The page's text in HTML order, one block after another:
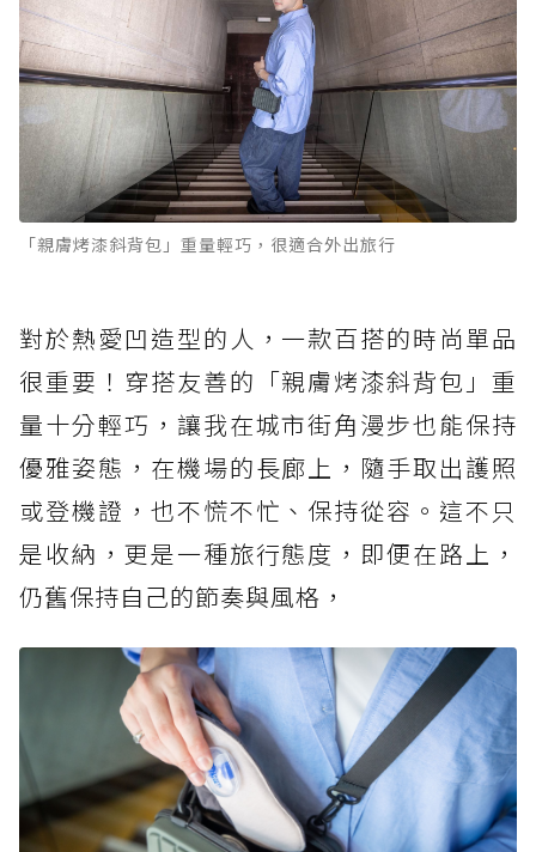
「親膚烤漆斜背包」重量輕巧，很適合外出旅行
對於熱愛凹造型的人，一款百搭的時尚單品
很重要！穿搭友善的「親膚烤漆斜背包」重
量十分輕巧，讓我在城市街角漫步也能保持
優雅姿態，在機場的長廊上，隨手取出護照
或登機證，也不慌不忙、保持從容。這不只
是收納，更是一種旅行態度，即便在路上，
仍舊保持自己的節奏與風格，